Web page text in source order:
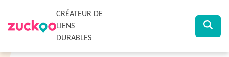
CRÉATEUR DE
LIENS
DURABLES